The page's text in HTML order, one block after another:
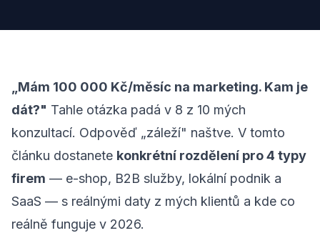
„Mám 100 000 Kč/měsíc na marketing. Kam je
dát?" Tahle otázka padá v 8 z 10 mých
konzultací. Odpověď „záleží" naštve. V tomto
článku dostanete konkrétní rozdělení pro 4 typy
firem — e-shop, B2B služby, lokální podnik a
SaaS — s reálnými daty z mých klientů a kde co
reálně funguje v 2026.